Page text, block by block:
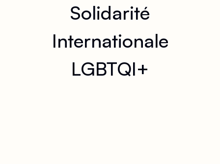
Solidarité
Internationale
LGBTQI+